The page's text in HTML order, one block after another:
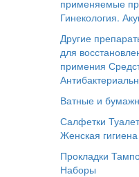
применяемые
Гинекология.
Другие
для
примения
Ватные и
Салфетки
Женская гигиена
Прокладки
Наборы